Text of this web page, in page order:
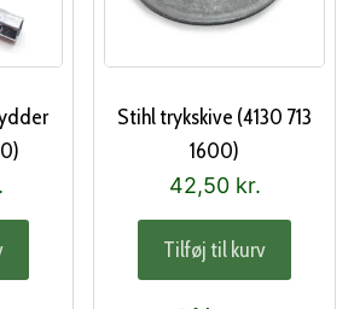
Stihl trykskive (4130 713
1600)
42,50 kr.
Tilføj til kurv